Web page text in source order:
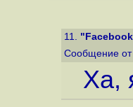
11.
Сообщение от
Ха,